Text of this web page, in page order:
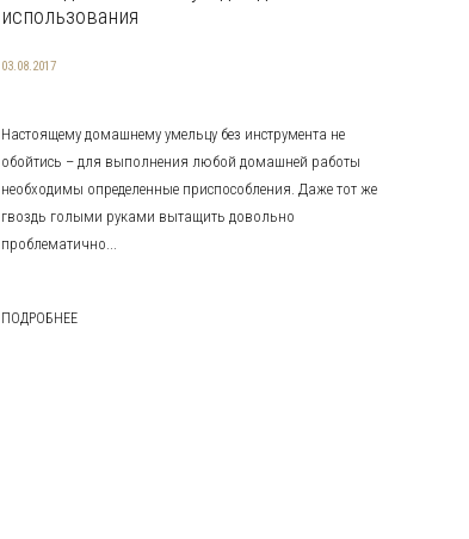
использования
03.08.2017
Настоящему домашнему умельцу без инструмента не
обойтись – для выполнения любой домашней работы
необходимы определенные приспособления. Даже тот же
гвоздь голыми руками вытащить довольно
проблематично...
ПОДРОБНЕЕ